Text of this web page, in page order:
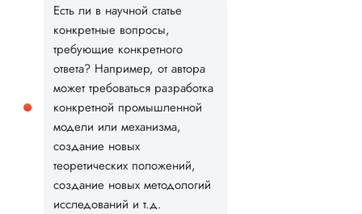
Есть ли в научной статье
конкретные вопросы,
требующие конкретного
ответа? Например, от автора
может требоваться разработка
конкретной промышленной
модели или механизма,
создание новых
теоретических положений,
создание новых методологий
исследований и т.д.